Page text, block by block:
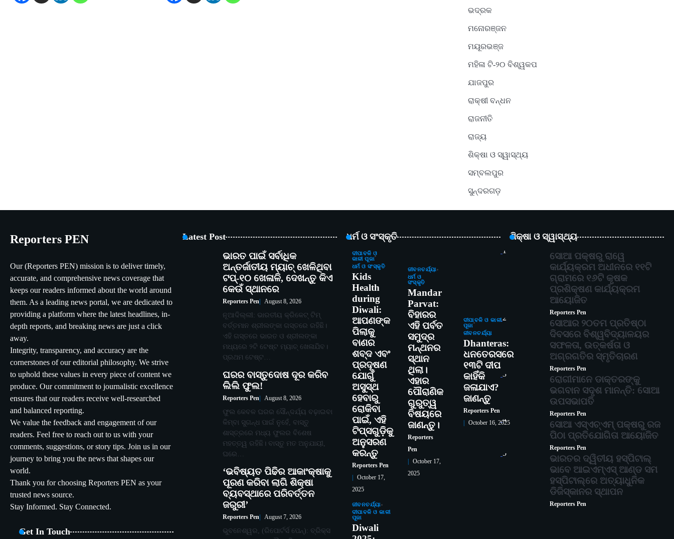
ଭଦ୍ରକ
ମନୋରଞ୍ଜନ
ମୟୂରଭଞ୍ଜ
ମହିଳା ଟି-୨୦ ବିଶ୍ୱକପ
ଯାଜପୁର
ରାକ୍ଷୀ ବନ୍ଧନ
ରାଜନୀତି
ରାଜ୍ୟ
ଶିକ୍ଷା ଓ ସ୍ୱାସ୍ଥ୍ୟ
ସମ୍ବଲପୁର
ସୁନ୍ଦରଗଡ଼
Reporters PEN
Our (Reporters PEN) mission is to deliver timely,
accurate, and comprehensive news coverage that
keeps our readers informed about the world around
them. As a leading news portal, we are dedicated to
providing a platform where the latest headlines, in-
depth reports, and breaking news are just a click
away.
Integrity, transparency, and accuracy are the
cornerstones of our editorial philosophy. We strive
to uphold these values in every piece of content we
produce. Our commitment to journalistic excellence
ensures that our readers receive well-researched
and balanced reporting.
We value the feedback and engagement of our
readers. Feel free to reach out to us with your
comments, suggestions, or story tips. Join us in our
journey to bring you the news that shapes our
world.
Thank you for choosing Reporters PEN as your
trusted news source.
Stay Informed. Stay Connected.
Get In Touch
Latest Post
ଭାରତ ପାଇଁ ସର୍ବାଧିକ
ଅନ୍ତର୍ଜାତୀୟ ମ୍ୟାଚ୍ ଖେଳିଥିବା
ଟପ୍-୧୦ ଖେଳାଳି, ଦେଖନ୍ତୁ କିଏ
କେଉଁ ସ୍ଥାନରେ
Reporters Pen August 8, 2026
ନୂଆଦିଲ୍ଲୀ: ଭାରତୀୟ କ୍ରିକେଟ୍ ଟିମ୍
ବର୍ତ୍ତମାନ ଶ୍ରୀଲଙ୍କା ଗସ୍ତରେ ରହିଛି।
ଏହି ଗସ୍ତରେ ଭାରତ ଓ ଶ୍ରୀଲଙ୍କା
ମଧ୍ୟରେ ୨ଟି ଟେଷ୍ଟ ମ୍ୟାଚ୍ ଖେଳାଯିବ।
ପ୍ରଥମ ଟେଷ୍ଟ…
ଘରର ବାସ୍ତୁଦୋଷ ଦୂର କରିବ
ଲିଲି ଫୁଲ!
Reporters Pen August 8, 2026
ଫୁଲ କେବଳ ଘରର ସୌନ୍ଦର୍ଯ୍ୟ ବଢ଼ାଇବା
କିମ୍ବା ସୁଗନ୍ଧ ପାଇଁ ନୁହେଁ, ବାସ୍ତୁ
ଶାସ୍ତ୍ରରେ ମଧ୍ୟ ଫୁଲର ବିଶେଷ
ମହତ୍ତ୍ୱ ରହିଛି। ବାସ୍ତୁ ମତ ଅନୁଯାୟୀ,
ଘରେ…
‘ଭବିଷ୍ୟତ ପିଢିର ଆକାଂକ୍ଷାକୁ
ପୂରଣ କରିବା ଲାଗି ଶିକ୍ଷା
ବ୍ୟବସ୍ଥାରେ ପରିବର୍ତ୍ତନ
ଜରୁରୀ’
Reporters Pen August 7, 2026
ଭୁବନେଶ୍ୱର, (ରିପୋର୍ଟର୍ସ ପେନ୍‌): ବ୍ରିକ୍ସ
ଧର୍ମ ଓ ସଂସ୍କୃତି
ଦୀପାବଳି ଓ
କାଳୀ ପୂଜା
ଧର୍ମ ଓ ସଂସ୍କୃତି
Kids
Health
during
Diwali:
ଆପଣଙ୍କ
ପିଲାକୁ
ବାଣର
ଶବ୍ଦ ଏବଂ
ପ୍ରଦୂଷଣ
ଯୋଗୁଁ
ଅସୁସ୍ଥ
ହେବାରୁ
ରୋକିବା
ପାଇଁ, ଏହି
ଟିପ୍ସଗୁଡ଼ିକୁ
ଅନୁସରଣ
କରନ୍ତୁ
Reporters Pen
October 17,
2025
ଜୀବନଚର୍ଯ୍ୟା
ଧର୍ମ ଓ
ସଂସ୍କୃତି
Mandar
Parvat:
ବିହାରର
ଏହି ପର୍ବତ
ସମୁଦ୍ର
ମନ୍ଥନର
ସ୍ଥାନ
ଥିଲା।
ଏହାର
ପୌରାଣିକ
ଗୁରୁତ୍ୱ
ବିଷୟରେ
ଜାଣନ୍ତୁ।
Reporters
Pen
October 17,
2025
ଦୀପାବଳି ଓ କାଳୀ
ପୂଜା
ଜୀବନଚର୍ଯ୍ୟା
Dhanteras:
ଧନତେରସରେ
୧୩ଟି ଦୀପ
କାହିଁକି
ଜଳାଯାଏ?
ଜାଣନ୍ତୁ
Reporters Pen
October 16, 2025
ଜୀବନଚର୍ଯ୍ୟା
ଦୀପାବଳି ଓ କାଳୀ
ପୂଜା
Diwali
ଶିକ୍ଷା ଓ ସ୍ୱାସ୍ଥ୍ୟ
1
ସୋଆ ପକ୍ଷରୁ ରାୱେ
କାର୍ଯ୍ୟକ୍ରମ ଅଧୀନରେ ୧୧ଟି
ଗ୍ରାମରେ ୧୬ଟି କୃଷକ
ପ୍ରଶିକ୍ଷଣ କାର୍ଯ୍ୟକ୍ରମ
ଆୟୋଜିତ
Reporters Pen
2
ସୋଆର ୨୦ତମ ପ୍ରତିଷ୍ଠା
ଦିବସରେ ବିଶ୍ୱବିଦ୍ୟାଳୟର
ସଫଳତା, ଉତ୍କର୍ଷତା ଓ
ଅଗ୍ରଗତିର ସ୍ମୃତିଚାରଣ
Reporters Pen
3
ରୋଗୀମାନେ ଡାକ୍ତରଙ୍କୁ
ଭଗବାନ ସଦୃଶ ମାନନ୍ତି: ସୋଆ
ଉପସଭାପତି
Reporters Pen
4
ସୋଆ ଏସ୍‌ଏଚ୍‌ଏମ୍ ପକ୍ଷରୁ ରଜ
ପିଠା ପ୍ରତିଯୋଗିତା ଆୟୋଜିତ
Reporters Pen
5
ଭାରତର ଦ୍ୱିତୀୟ ହସ୍ପିଟାଲ୍
ଭାବେ ଆଇଏମ୍‌ଏସ୍ ଆଣ୍ଡ ସମ
ହସ୍ପିଟାଲ୍‌ରେ ଅତ୍ୟାଧୁନିକ
ଡିଜିସ୍କାନର ସ୍ଥାପନ
Reporters Pen